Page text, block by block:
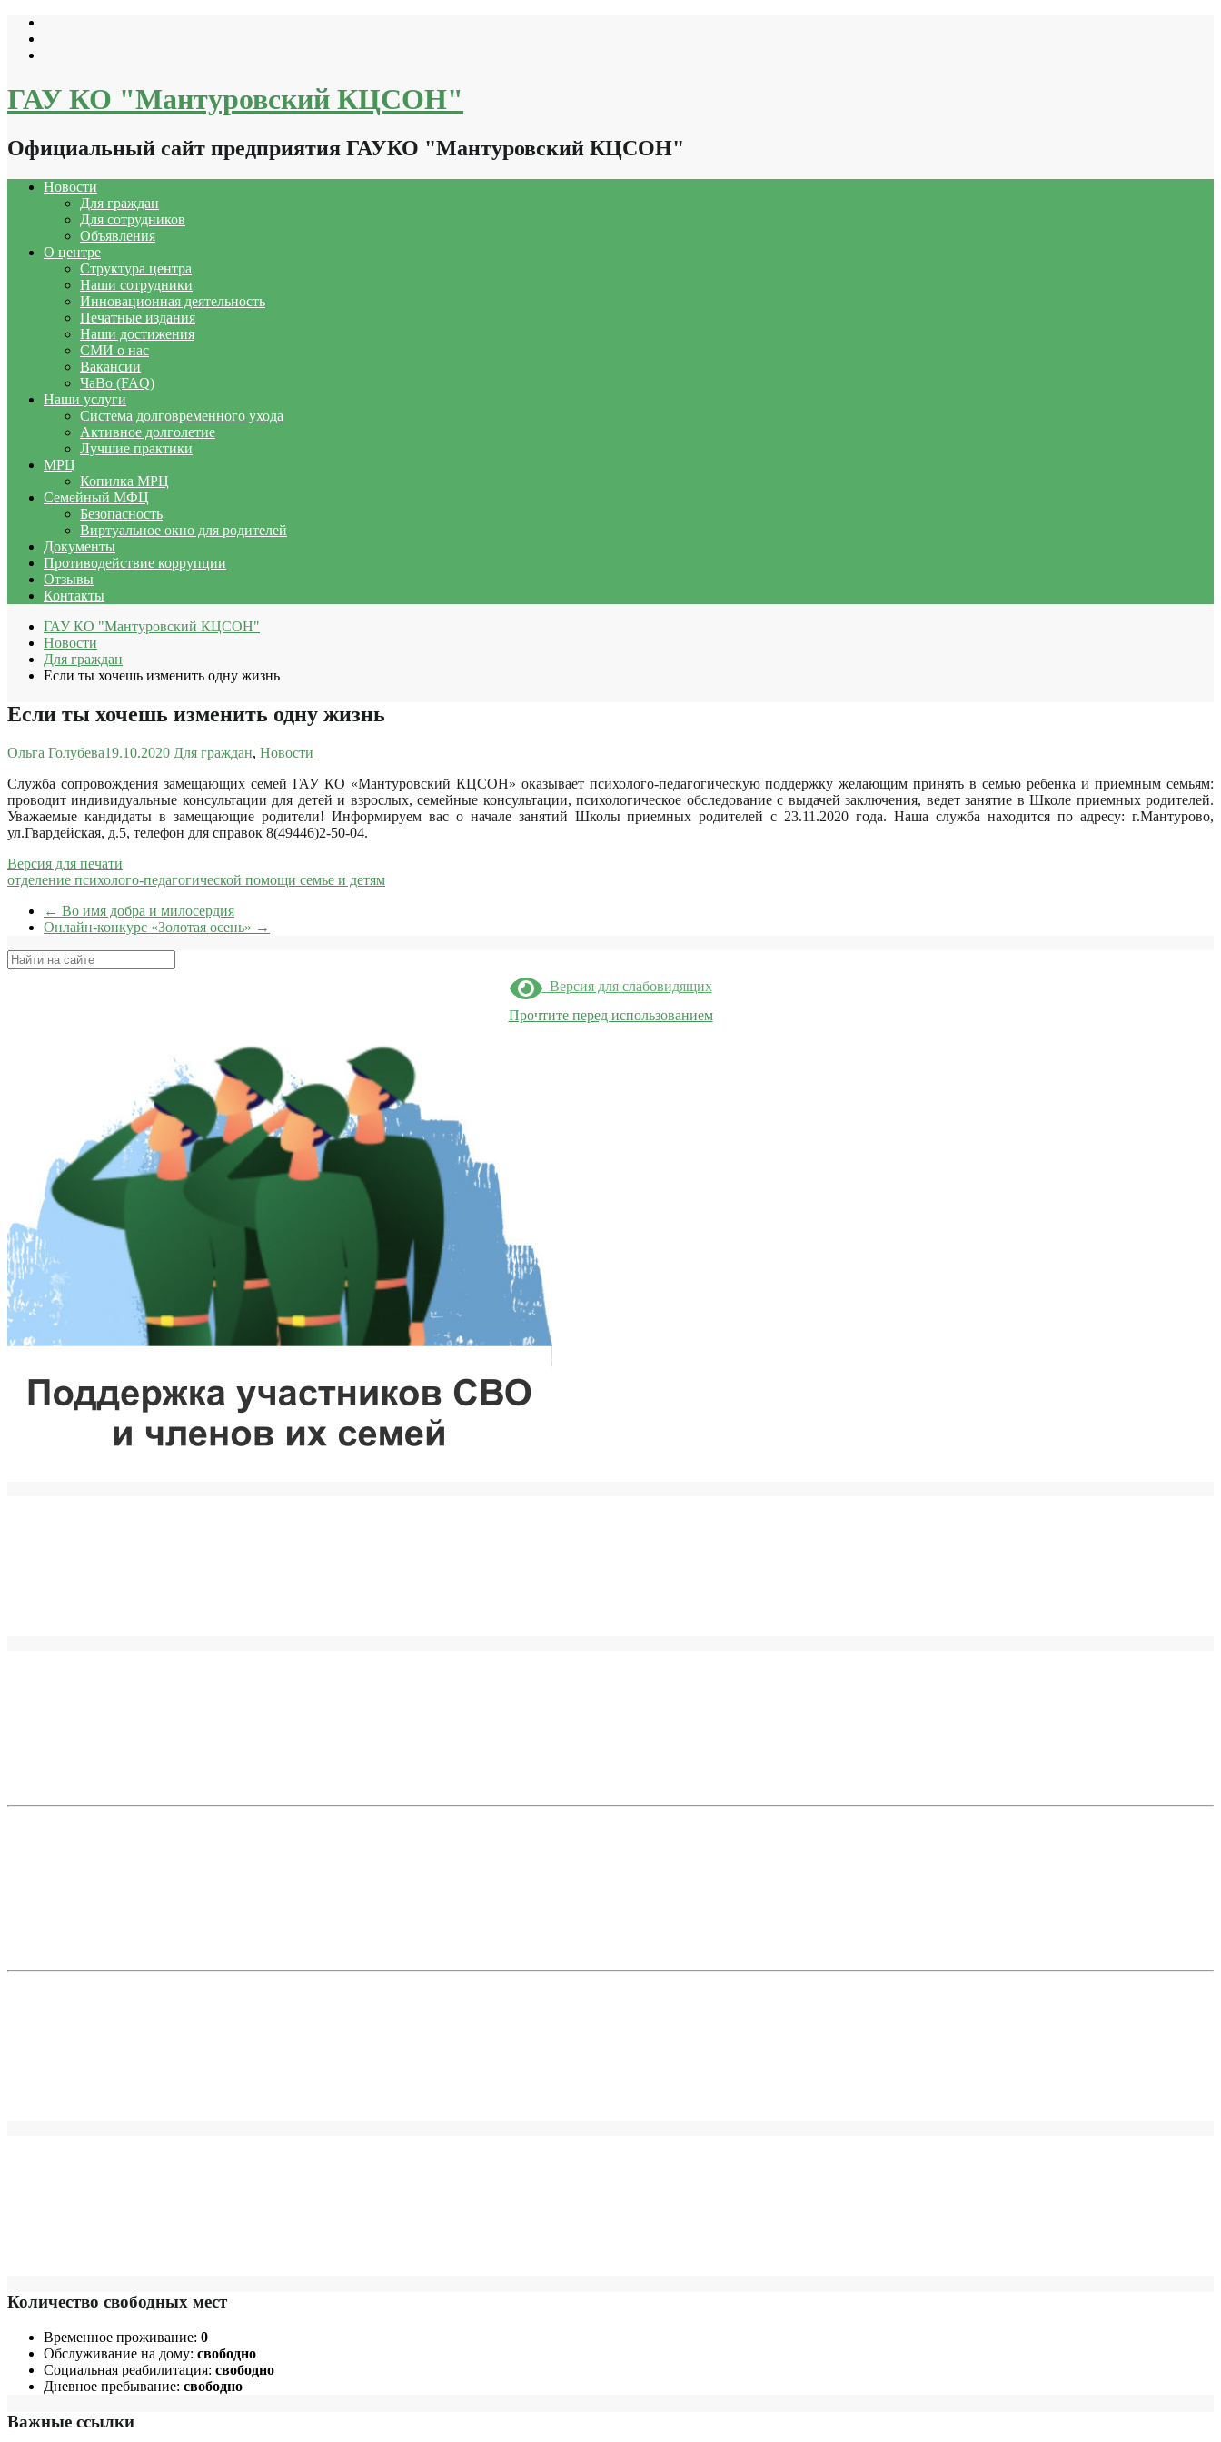
Перейти
содержимому
ГАУ КО "Мантуровский КЦСОН"
Официальный сайт предприятия ГАУКО "Мантуровский КЦСОН"
Новости
Для граждан
Для сотрудников
Объявления
О центре
Структура центра
Наши сотрудники
Инновационная деятельность
Печатные издания
Наши достижения
СМИ о нас
Вакансии
ЧаВо (FAQ)
Наши услуги
Система долговременного ухода
Активное долголетие
Лучшие практики
МРЦ
Копилка МРЦ
Семейный МФЦ
Безопасность
Виртуальное окно для родителей
Документы
Противодействие коррупции
Отзывы
Контакты
ГАУ КО "Мантуровский КЦСОН"
Новости
Для граждан
Если ты хочешь изменить одну жизнь
Если ты хочешь изменить одну жизнь
Ольга Голубева19.10.2020 Для граждан, Новости
Служба сопровождения замещающих семей ГАУ КО «Мантуровский КЦСОН» оказывает психолого-педагогическую поддержку желающим принять в семью ребенка и приемным семьям:
проводит индивидуальные консультации для детей и взрослых, семейные консультации, психологическое обследование с выдачей заключения, ведет занятие в Школе приемных родителей.
Уважаемые кандидаты в замещающие родители! Информируем вас о начале занятий Школы приемных родителей с 23.11.2020 года. Наша служба находится по адресу: г.Мантурово,
ул.Гвардейская, д.5, телефон для справок 8(49446)2-50-04.
Версия для печати
отделение психолого-педагогической помощи семье и детям
← Во имя добра и милосердия
Онлайн-конкурс «Золотая осень» →
Поиск
Версия для слабовидящих
Прочтите перед использованием
Количество свободных мест
Временное проживание: 0
Обслуживание на дому: свободно
Социальная реабилитация: свободно
Дневное пребывание: свободно
Важные ссылки